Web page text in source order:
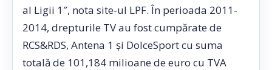
al Ligii 1″, nota site-ul LPF. În perioada 2011-
2014, drepturile TV au fost cumpărate de
RCS&RDS, Antena 1 şi DolceSport cu suma
totală de 101,184 milioane de euro cu TVA